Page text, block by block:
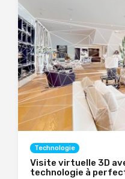
Technologie
Visite virtuelle 3D
technologie à